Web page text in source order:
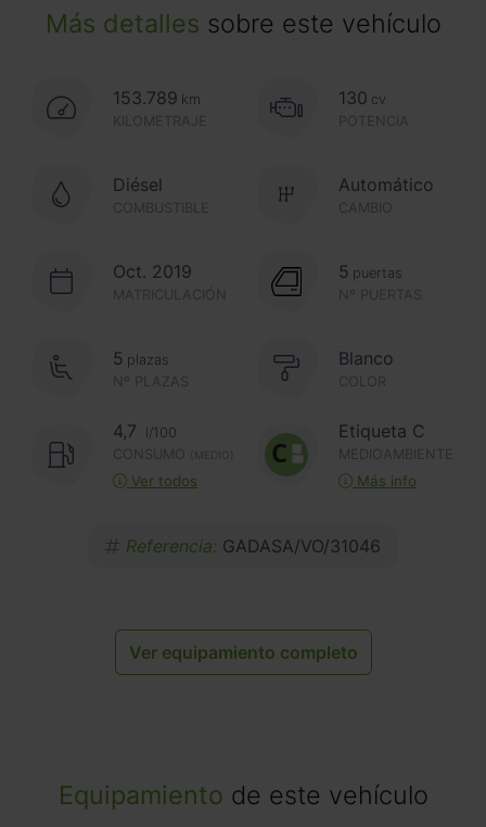
Más detalles sobre este vehículo
153.789 km
KILOMETRAJE
130 cv
POTENCIA
Diésel
COMBUSTIBLE CAMBIO
Automático
Oct. 2019
MATRICULACIÓN Nº PUERTAS
5 puertas
Nº PLAZAS
5 plazas Blanco
COLOR
4,7
l/100
CONSUMO
(MEDIO)
Ver todos
Etiqueta C
MEDIOAMBIENTE
Más info
Referencia: GADASA/VO/31046
Ver equipamiento completo
Equipamiento de este vehículo